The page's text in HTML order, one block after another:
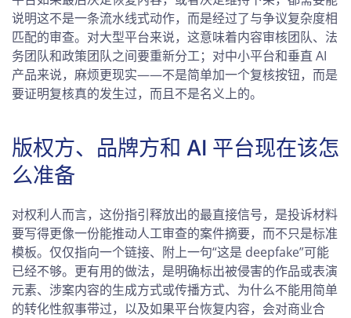
说明这不是一条流水线式动作，而是经过了与争议复杂度相
匹配的审查。对大型平台来说，这意味着内容审核团队、法
务团队和政策团队之间要重新分工；对中小平台和垂直 AI
产品来说，麻烦更现实——不是简单加一个复核按钮，而是
要证明复核真的发生过，而且不是名义上的。
版权方、品牌方和 AI 平台现在该怎
么准备
对权利人而言，这份指引释放出的最直接信号，是投诉材料
要写得更像一份能推动人工审查的案件摘要，而不只是标准
模板。仅仅指向一个链接、附上一句“这是 deepfake”可能
已经不够。更有用的做法，是明确标出被侵害的作品或表演
元素、涉案内容的生成方式或传播方式、为什么不能用简单
的转化性叙事带过，以及如果平台恢复内容，会对商业合